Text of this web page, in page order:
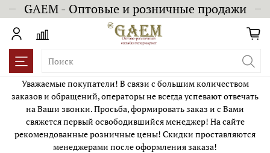
GAEM - Оптовые и розничные продажи
Уважаемые покупатели! В связи с большим количеством
заказов и обращений, операторы не всегда успевают отвечать
на Ваши звонки. Просьба, формировать заказ и с Вами
свяжется первый освободившийся менеджер! На сайте
рекомендованные розничные цены! Скидки проставляются
менеджерами после оформления заказа!